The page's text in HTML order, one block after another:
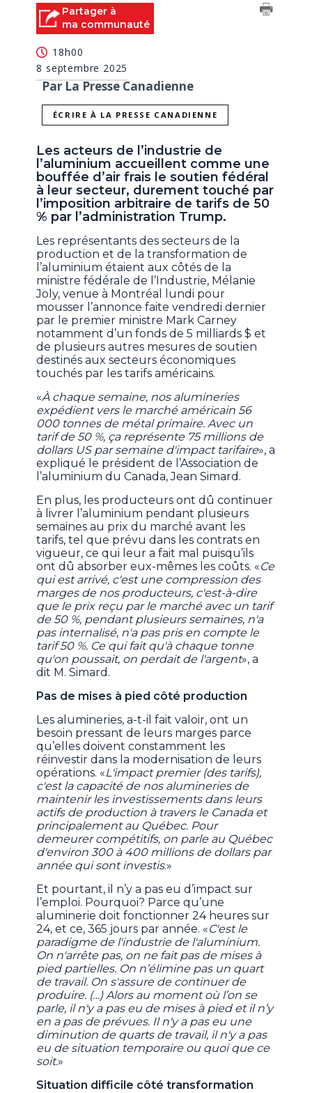
Partager à
ma communauté
18h00
8 septembre 2025
Par La Presse Canadienne
ÉCRIRE À LA PRESSE CANADIENNE
Les acteurs de l’industrie de
l’aluminium accueillent comme une
bouffée d’air frais le soutien fédéral
à leur secteur, durement touché par
l’imposition arbitraire de tarifs de 50
% par l’administration Trump.
Les représentants des secteurs de la
production et de la transformation de
l’aluminium étaient aux côtés de la
ministre fédérale de l’Industrie, Mélanie
Joly, venue à Montréal lundi pour
mousser l’annonce faite vendredi dernier
par le premier ministre Mark Carney
notamment d’un fonds de 5 milliards $ et
de plusieurs autres mesures de soutien
destinés aux secteurs économiques
touchés par les tarifs américains.
«À chaque semaine, nos alumineries
expédient vers le marché américain 56
000 tonnes de métal primaire. Avec un
tarif de 50 %, ça représente 75 millions de
dollars US par semaine d'impact tarifaire», a
expliqué le président de l’Association de
l’aluminium du Canada, Jean Simard.
En plus, les producteurs ont dû continuer
à livrer l’aluminium pendant plusieurs
semaines au prix du marché avant les
tarifs, tel que prévu dans les contrats en
vigueur, ce qui leur a fait mal puisqu’ils
ont dû absorber eux-mêmes les coûts. «Ce
qui est arrivé, c'est une compression des
marges de nos producteurs, c'est-à-dire
que le prix reçu par le marché avec un tarif
de 50 %, pendant plusieurs semaines, n'a
pas internalisé, n'a pas pris en compte le
tarif 50 %. Ce qui fait qu'à chaque tonne
qu'on poussait, on perdait de l'argent», a
dit M. Simard.
Pas de mises à pied côté production
Les alumineries, a-t-il fait valoir, ont un
besoin pressant de leurs marges parce
qu’elles doivent constamment les
réinvestir dans la modernisation de leurs
opérations. «L'impact premier (des tarifs),
c'est la capacité de nos alumineries de
maintenir les investissements dans leurs
actifs de production à travers le Canada et
principalement au Québec. Pour
demeurer compétitifs, on parle au Québec
d'environ 300 à 400 millions de dollars par
année qui sont investis.»
Et pourtant, il n’y a pas eu d’impact sur
l’emploi. Pourquoi? Parce qu’une
aluminerie doit fonctionner 24 heures sur
24, et ce, 365 jours par année. «C'est le
paradigme de l'industrie de l'aluminium.
On n'arrête pas, on ne fait pas de mises à
pied partielles. On n’élimine pas un quart
de travail. On s'assure de continuer de
produire. (…) Alors au moment où l’on se
parle, il n'y a pas eu de mises à pied et il n’y
en a pas de prévues. Il n'y a pas eu une
diminution de quarts de travail, il n'y a pas
eu de situation temporaire ou quoi que ce
soit.»
Situation difficile côté transformation